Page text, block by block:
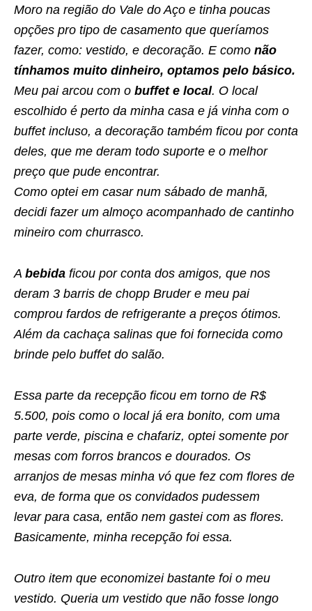
Moro na região do Vale do Aço e tinha poucas
opções pro tipo de casamento que queríamos
fazer, como: vestido, e decoração. E como não
tínhamos muito dinheiro, optamos pelo básico.
Meu pai arcou com o buffet e local. O local
escolhido é perto da minha casa e já vinha com o
buffet incluso, a decoração também ficou por conta
deles, que me deram todo suporte e o melhor
preço que pude encontrar.
Como optei em casar num sábado de manhã,
decidi fazer um almoço acompanhado de cantinho
mineiro com churrasco.
A bebida ficou por conta dos amigos, que nos
deram 3 barris de chopp Bruder e meu pai
comprou fardos de refrigerante a preços ótimos.
Além da cachaça salinas que foi fornecida como
brinde pelo buffet do salão.
Essa parte da recepção ficou em torno de R$
5.500, pois como o local já era bonito, com uma
parte verde, piscina e chafariz, optei somente por
mesas com forros brancos e dourados. Os
arranjos de mesas minha vó que fez com flores de
eva, de forma que os convidados pudessem
levar para casa, então nem gastei com as flores.
Basicamente, minha recepção foi essa.
Outro item que economizei bastante foi o meu
vestido. Queria um vestido que não fosse longo